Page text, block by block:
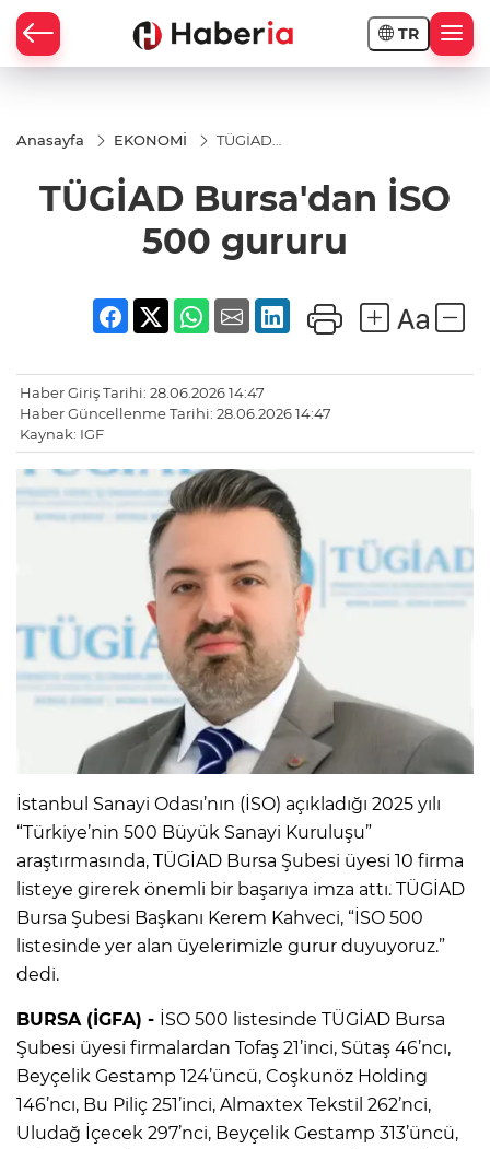
TR
Anasayfa EKONOMİ
TÜGİAD
gururu
TÜGİAD Bursa'dan İSO
500 gururu
Haber Giriş Tarihi: 28.06.2026 14:47
Haber Güncellenme Tarihi: 28.06.2026 14:47
Kaynak: IGF
İstanbul Sanayi Odası’nın (İSO) açıkladığı 2025 yılı
“Türkiye’nin 500 Büyük Sanayi Kuruluşu”
araştırmasında, TÜGİAD Bursa Şubesi üyesi 10 firma
listeye girerek önemli bir başarıya imza attı. TÜGİAD
Bursa Şubesi Başkanı Kerem Kahveci, “İSO 500
listesinde yer alan üyelerimizle gurur duyuyoruz.”
dedi.
BURSA (İGFA) - İSO 500 listesinde TÜGİAD Bursa
Şubesi üyesi firmalardan Tofaş 21’inci, Sütaş 46’ncı,
Beyçelik Gestamp 124’üncü, Coşkunöz Holding
146’ncı, Bu Piliç 251’inci, Almaxtex Tekstil 262’nci,
Uludağ İçecek 297’nci, Beyçelik Gestamp 313’üncü,